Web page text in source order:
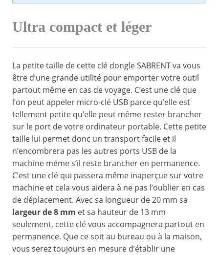
Ultra compact et léger
La petite taille de cette clé dongle SABRENT va vous
être d’une grande utilité pour emporter votre outil
partout même en cas de voyage. C’est une clé que
l’on peut appeler micro-clé USB parce qu’elle est
tellement petite qu’elle peut même rester brancher
sur le port de votre ordinateur portable. Cette petite
taille lui permet donc un transport facile et il
n’encombrera pas les autres ports USB de la
machine même s’il reste brancher en permanence.
C’est une clé qui passera même inaperçue sur votre
machine et cela vous aidera à ne pas l’oublier en cas
de déplacement. Avec sa longueur de 20 mm sa
largeur de 8 mm et sa hauteur de 13 mm
seulement, cette clé vous accompagnera partout en
permanence. Que ce soit au bureau ou à la maison,
vous serez toujours en mesure d’établir une